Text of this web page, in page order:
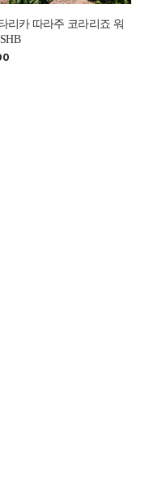
리카 따라주 코라리죠 워